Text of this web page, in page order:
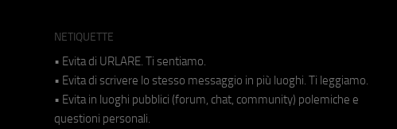
NETIQUETTE
• Evita di URLARE. Ti sentiamo.
• Evita di scrivere lo stesso messaggio in più luoghi. Ti leggiamo.
• Evita in luoghi pubblici (forum, chat, community) polemiche e
questioni personali.